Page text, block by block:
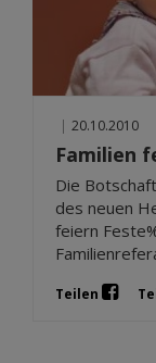
| 20.10.2010
Familien
Die
des neuen
feiern
Teilen